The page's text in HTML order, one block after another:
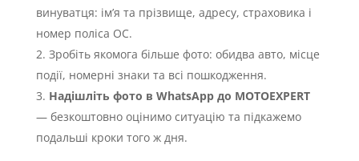
винуватця: імʼя та прізвище, адресу, страховика і
номер поліса OC.
Зробіть якомога більше фото: обидва авто, місце
події, номерні знаки та всі пошкодження.
Надішліть фото в WhatsApp до MOTOEXPERT
— безкоштовно оцінимо ситуацію та підкажемо
подальші кроки того ж дня.